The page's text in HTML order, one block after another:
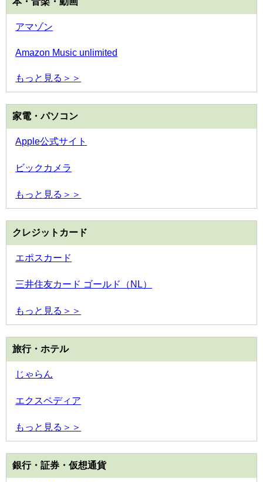
アマゾン
Amazon Music unlimited
もっと見る＞＞
家電・パソコン
Apple公式サイト
ビックカメラ
もっと見る＞＞
クレジットカード
エポスカード
三井住友カード ゴールド（NL）
もっと見る＞＞
旅行・ホテル
じゃらん
エクスペディア
もっと見る＞＞
銀行・証券・仮想通貨